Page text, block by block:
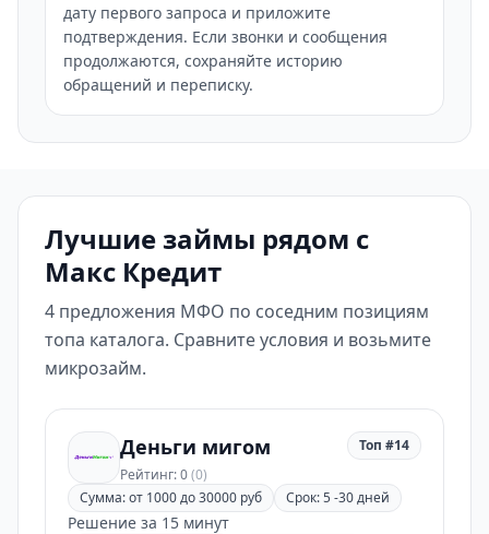
дату первого запроса и приложите
подтверждения. Если звонки и сообщения
продолжаются, сохраняйте историю
обращений и переписку.
Лучшие займы рядом с
Макс Кредит
4 предложения МФО по соседним позициям
топа каталога. Сравните условия и возьмите
микрозайм.
Деньги мигом
Рейтинг: 0(0)
Топ #14
Сумма: от 1000 до 30000 руб Срок: 5 -30 дней
Решение за 15 минут